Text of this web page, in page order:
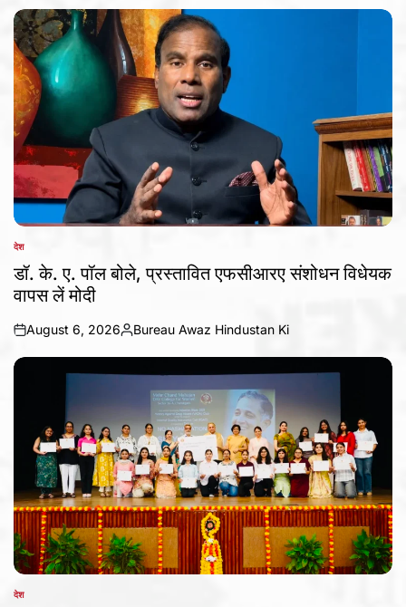
by
POSTED
IN
देश
डॉ. के. ए. पॉल बोले, प्रस्तावित एफसीआरए संशोधन विधेयक
वापस लें मोदी
on
August 6, 2026
Posted
by
Bureau Awaz Hindustan Ki
POSTED
देश